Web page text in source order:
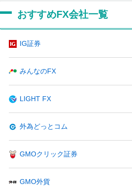
おすすめFX会社一覧
IG証券
みんなのFX
LIGHT FX
外為どっとコム
GMOクリック証券
GMO外貨